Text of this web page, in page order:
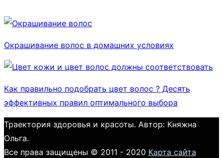
Окрашивание волос в домашних условиях
Как правильно подобрать цвет волос ? Десять
эффективных правил оптимального выбора
Траектория здоровья и красоты. Автор: Княжна
Ольга.
Все права защищены © 2011 - 2020 Карта сайта